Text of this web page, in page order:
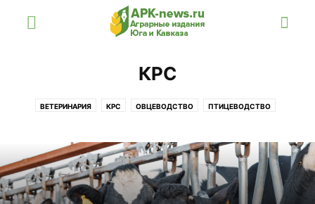
КРС
ВЕТЕРИНАРИЯ КРС ОВЦЕВОДСТВО ПТИЦЕВОДСТВО